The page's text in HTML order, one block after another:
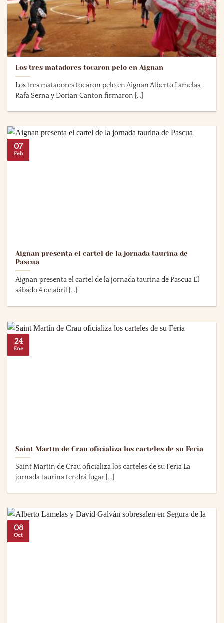
Los tres matadores tocaron pelo en Aignan
Los tres matadores tocaron pelo en Aignan Alberto Lamelas,
Rafa Serna y Dorian Canton firmaron [...]
Aignan presenta el cartel de la jornada taurina de
Pascua
Aignan presenta el cartel de la jornada taurina de Pascua El
sábado 4 de abril [...]
07
Feb
Saint Martín de Crau oficializa los carteles de su Feria
Saint Martín de Crau oficializa los carteles de su Feria La
jornada taurina tendrá lugar [...]
24
Ene
08
Oct